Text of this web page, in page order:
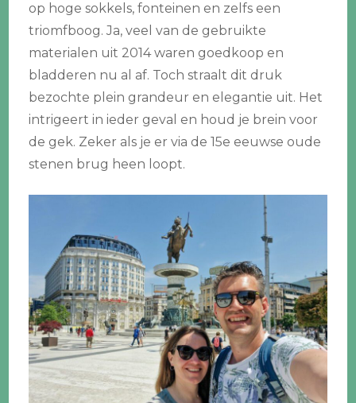
op hoge sokkels, fonteinen en zelfs een
triomfboog. Ja, veel van de gebruikte
materialen uit 2014 waren goedkoop en
bladderen nu al af. Toch straalt dit druk
bezochte plein grandeur en elegantie uit. Het
intrigeert in ieder geval en houd je brein voor
de gek. Zeker als je er via de 15e eeuwse oude
stenen brug heen loopt.